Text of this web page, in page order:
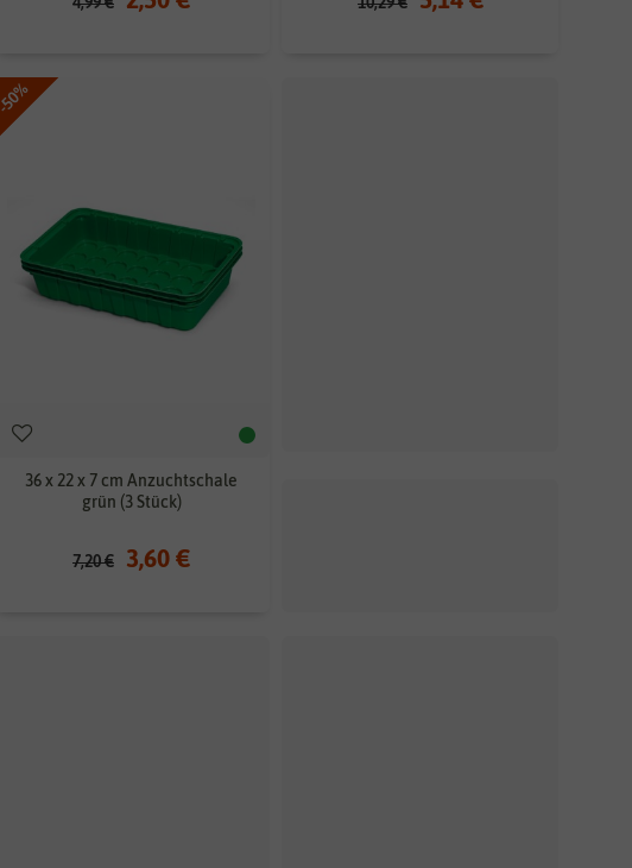
-50%
36 x 22 x 7 cm Anzuchtschale
grün (3 Stück)
7,20 € 3,60 €